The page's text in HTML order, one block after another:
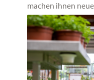
machen ihnen